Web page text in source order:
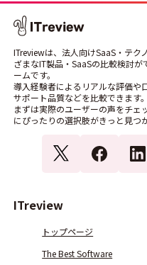
ITreviewは、法人向けSaaS・テク
ざまなIT製品・SaaSの比較検討
ームです。
導入経験者によるリアルな評価や
サポート品質などを比較できます。
まずは実際のユーザーの声をチェ
にぴったりの選択肢がきっと見つ
ITreview
トップページ
The Best Software